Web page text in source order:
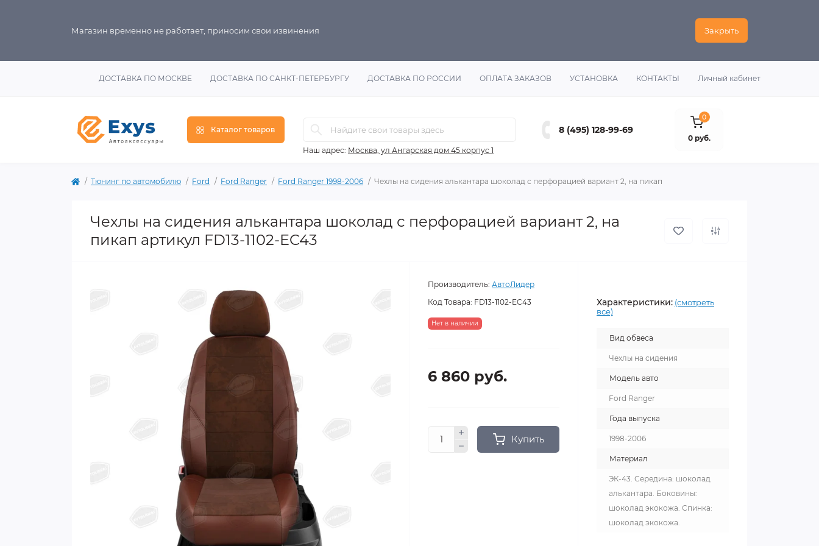
Магазин временно не работает, приносим свои извинения Закрыть
ДОСТАВКА ПО МОСКВЕ ДОСТАВКА ПО САНКТ-ПЕТЕРБУРГУ ДОСТАВКА ПО РОССИИ ОПЛАТА ЗАКАЗОВ УСТАНОВКА КОНТАКТЫ Личный кабинет
Каталог товаров
Наш адрес: Москва, ул Ангарская дом 45 корпус 1
8 (495) 128-99-69
0
0 руб.
Тюнинг по автомобилю Ford Ford Ranger Ford Ranger 1998-2006 Чехлы на сидения алькантара шоколад с перфорацией вариант 2, на пикап
Чехлы на сидения алькантара шоколад с перфорацией вариант 2, на
пикап артикул FD13-1102-EC43
Производитель: АвтоЛидер
Код Товара: FD13-1102-EC43
Нет в наличии
6 860 руб.
Купить
Характеристики: (смотреть
все)
Вид обвеса
Чехлы на сидения
Модель авто
Ford Ranger
Года выпуска
1998-2006
Материал
ЭК-43. Середина: шоколад
алькантара. Боковины:
шоколад экокожа. Спинка:
шоколад экокожа.